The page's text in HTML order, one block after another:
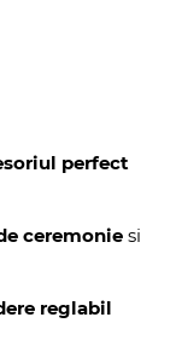
perfect
ceremonie si
reglabil